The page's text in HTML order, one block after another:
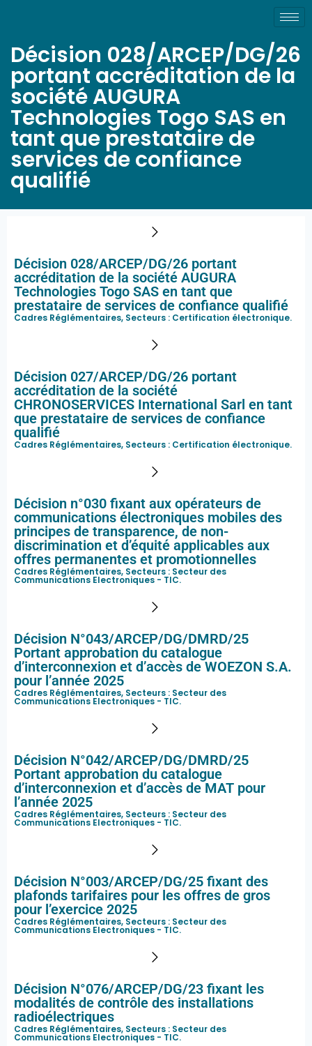
Décision 028/ARCEP/DG/26
portant accréditation de la
société AUGURA
Technologies Togo SAS en
tant que prestataire de
services de confiance
qualifié
Décision 028/ARCEP/DG/26 portant
accréditation de la société AUGURA
Technologies Togo SAS en tant que
prestataire de services de confiance qualifié
Cadres Réglémentaires, Secteurs : Certification électronique.
Décision 027/ARCEP/DG/26 portant
accréditation de la société
CHRONOSERVICES International Sarl en tant
que prestataire de services de confiance
qualifié
Cadres Réglémentaires, Secteurs : Certification électronique.
Décision n°030 fixant aux opérateurs de
communications électroniques mobiles des
principes de transparence, de non-
discrimination et d’équité applicables aux
offres permanentes et promotionnelles
Cadres Réglémentaires, Secteurs : Secteur des
Communications Electroniques - TIC.
Décision N°043/ARCEP/DG/DMRD/25
Portant approbation du catalogue
d’interconnexion et d’accès de WOEZON S.A.
pour l’année 2025
Cadres Réglémentaires, Secteurs : Secteur des
Communications Electroniques - TIC.
Décision N°042/ARCEP/DG/DMRD/25
Portant approbation du catalogue
d’interconnexion et d’accès de MAT pour
l’année 2025
Cadres Réglémentaires, Secteurs : Secteur des
Communications Electroniques - TIC.
Décision N°003/ARCEP/DG/25 fixant des
plafonds tarifaires pour les offres de gros
pour l’exercice 2025
Cadres Réglémentaires, Secteurs : Secteur des
Communications Electroniques - TIC.
Décision N°076/ARCEP/DG/23 fixant les
modalités de contrôle des installations
radioélectriques
Cadres Réglémentaires, Secteurs : Secteur des
Communications Electroniques - TIC.